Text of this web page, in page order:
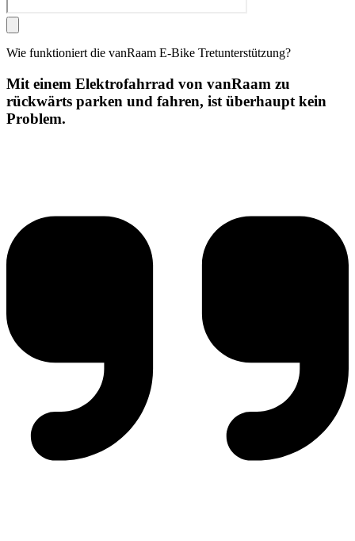
Wie funktioniert die vanRaam E-Bike Tretunterstützung?
Mit einem Elektrofahrrad von vanRaam zu
rückwärts parken und fahren, ist überhaupt kein
Problem.